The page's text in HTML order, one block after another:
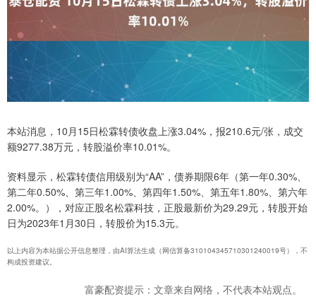
本站消息，10月15日松霖转债收盘上涨3.04%，报210.6元/张，成交
额9277.38万元，转股溢价率10.01%。
资料显示，松霖转债信用级别为“AA”，债券期限6年（第一年0.30%、
第二年0.50%、第三年1.00%、第四年1.50%、第五年1.80%、第六年
2.00%。），对应正股名松霖科技，正股最新价为29.29元，转股开始
日为2023年1月30日，转股价为15.3元。
以上内容为本站据公开信息整理，由AI算法生成（网信算备310104345710301240019号），不
构成投资建议。
富豪配资提示：文章来自网络，不代表本站观点。